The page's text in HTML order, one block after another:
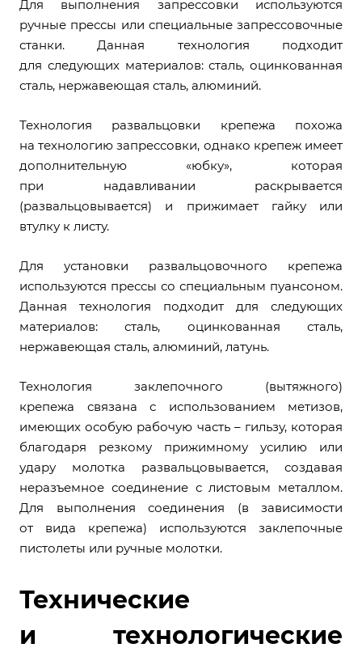
Для выполнения запрессовки используются
ручные прессы или специальные запрессовочные
станки. Данная технология подходит
для следующих материалов: сталь, оцинкованная
сталь, нержавеющая сталь, алюминий.
Технология развальцовки крепежа похожа
на технологию запрессовки, однако крепеж имеет
дополнительную «юбку», которая
при надавливании раскрывается
(развальцовывается) и прижимает гайку или
втулку к листу.
Для установки развальцовочного крепежа
используются прессы со специальным пуансоном.
Данная технология подходит для следующих
материалов: сталь, оцинкованная сталь,
нержавеющая сталь, алюминий, латунь.
Технология заклепочного (вытяжного)
крепежа связана с использованием метизов,
имеющих особую рабочую часть – гильзу, которая
благодаря резкому прижимному усилию или
удару молотка развальцовывается, создавая
неразъемное соединение с листовым металлом.
Для выполнения соединения (в зависимости
от вида крепежа) используются заклепочные
пистолеты или ручные молотки.
Технические
и технологические